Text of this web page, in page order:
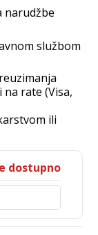
narudžbe
službom
rate (Visa,
ili
dostupno